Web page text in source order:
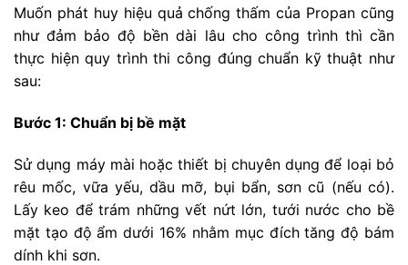
Muốn phát huy hiệu quả chống thấm của Propan cũng
như đảm bảo độ bền dài lâu cho công trình thì cần
thực hiện quy trình thi công đúng chuẩn kỹ thuật như
sau:
Bước 1: Chuẩn bị bề mặt
Sử dụng máy mài hoặc thiết bị chuyên dụng để loại bỏ
rêu mốc, vữa yếu, dầu mỡ, bụi bẩn, sơn cũ (nếu có).
Lấy keo để trám những vết nứt lớn, tưới nước cho bề
mặt tạo độ ẩm dưới 16% nhằm mục đích tăng độ bám
dính khi sơn.